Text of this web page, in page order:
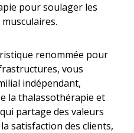
pour soulager les
renommée pour
vous
indépendant,
la thalassothérapie et
partage des valeurs
satisfaction des clients,